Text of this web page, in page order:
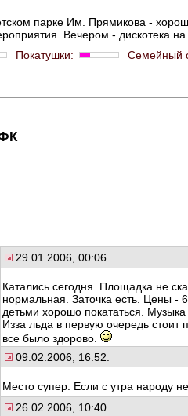
парке Им. Прямикова -
Вечером - дискотека на
Покатушки:
Семейный
29.01.2006, 00:06.
Катались сегодня. Площадка не
нормальная. Заточка есть. Цены -
детьми хорошо покататься.
Изза льда в первую очередь
все было здорово.
09.02.2006, 16:52.
Место супер. Если с утра народу
26.02.2006, 10:40.